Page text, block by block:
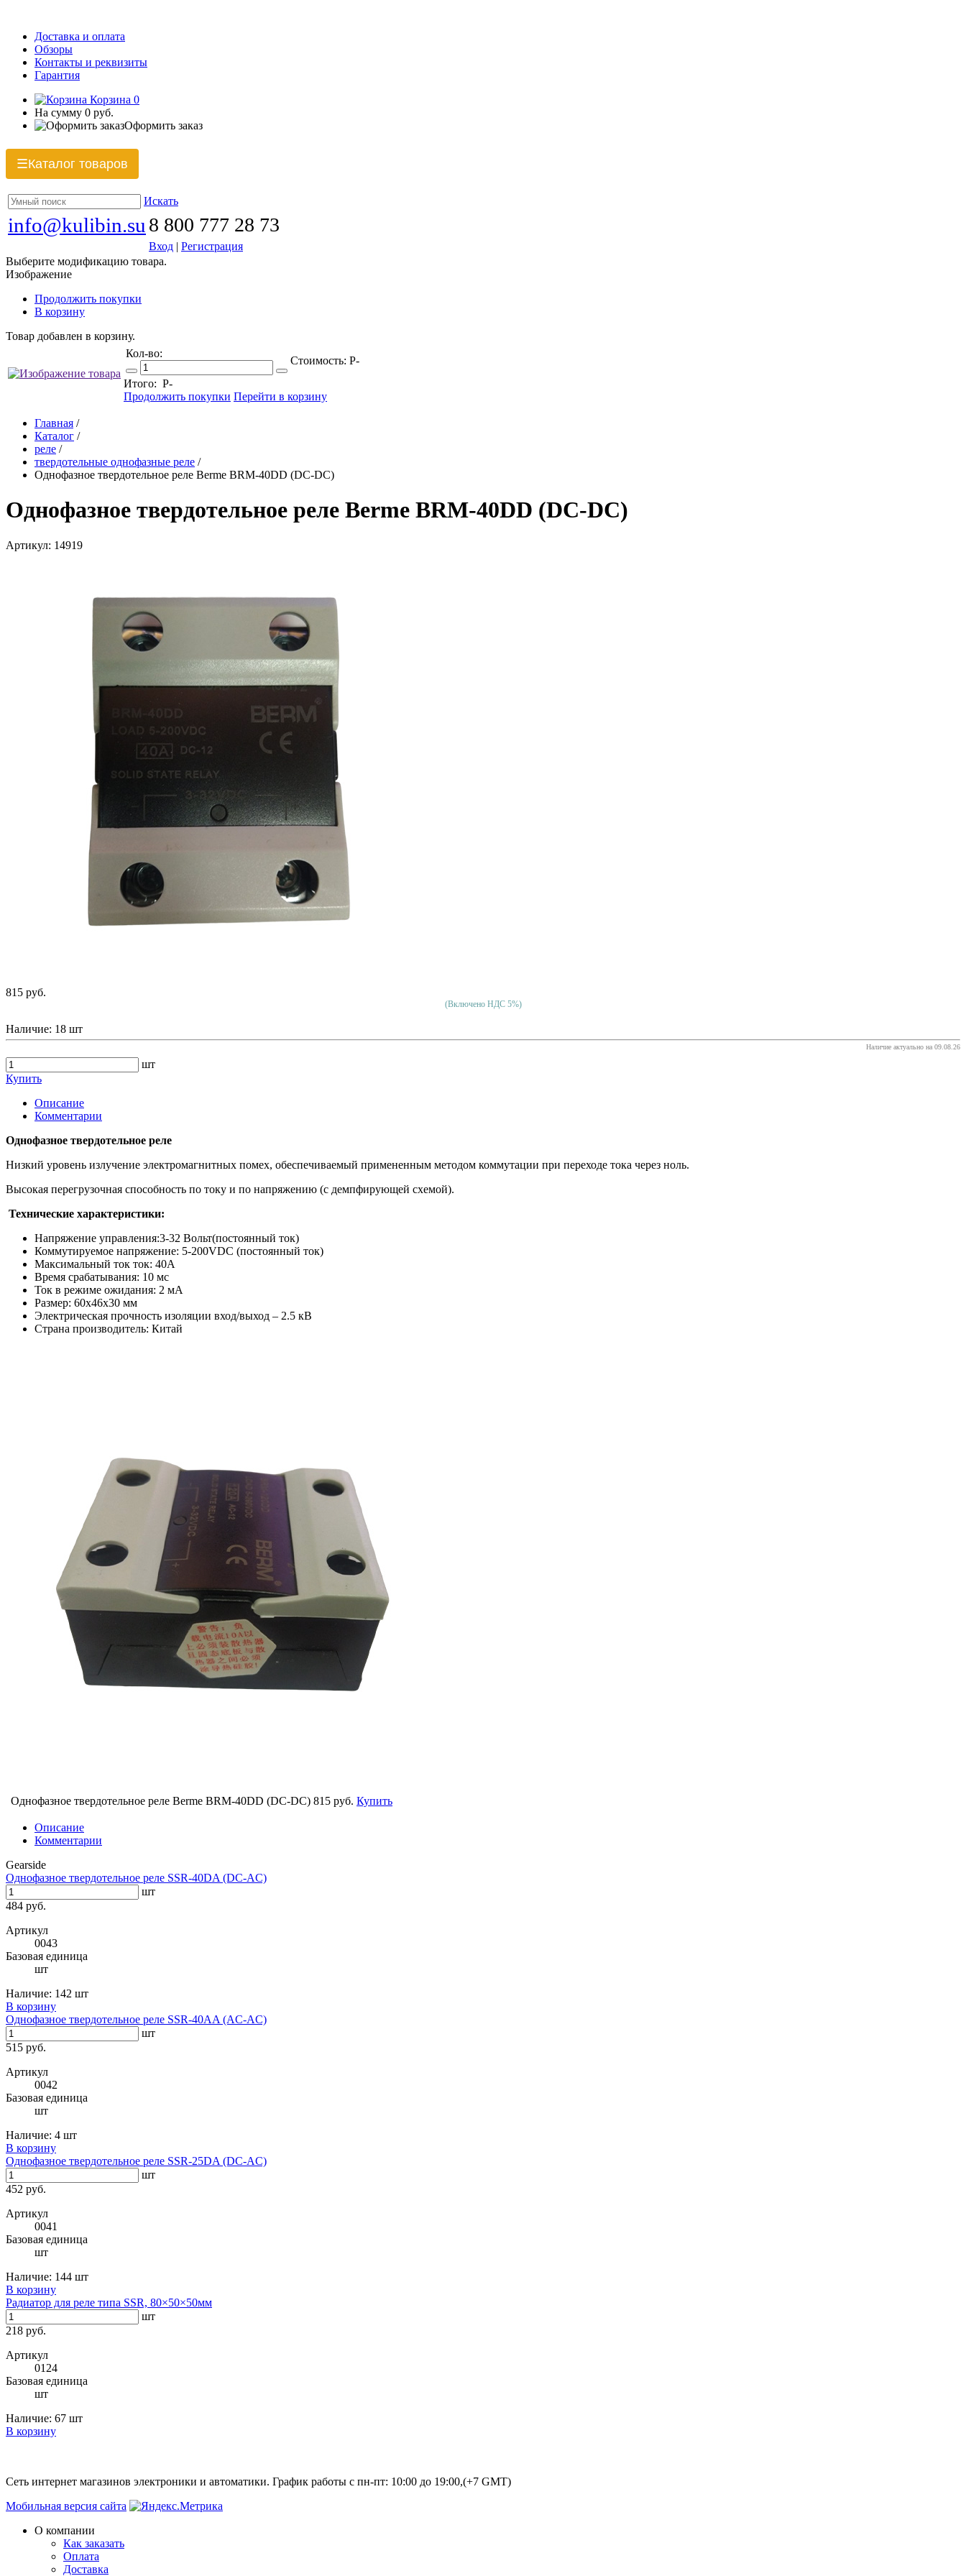
Доставка и оплата
Обзоры
Контакты и реквизиты
Гарантия
Корзина 0
На сумму 0 руб.
Оформить заказ
☰Каталог товаров
Искать
info@kulibin.su 8 800 777 28 73
Вход | Регистрация
Выберите модификацию товара.
Изображение
Продолжить покупки
В корзину
Товар добавлен в корзину.
Кол-во:
Стоимость: Р-
Итого: Р-
Продолжить покупки Перейти в корзину
Главная /
Каталог /
реле /
твердотельные однофазные реле /
Однофазное твердотельное реле Berme BRM-40DD (DC-DC)
Однофазное твердотельное реле Berme BRM-40DD (DC-DC)
Артикул: 14919
815 руб.
(Включено НДС 5%)
Наличие: 18 шт
Наличие актуально на 09.08.26
шт
Купить
Описание
Комментарии
Однофазное твердотельное реле
Низкий уровень излучение электромагнитных помех, обеспечиваемый примененным методом коммутации при переходе тока через ноль.
Высокая перегрузочная способность по току и по напряжению (с демпфирующей схемой).
Технические характеристики:
Напряжение управления:3-32 Вольт(постоянный ток)
Коммутируемое напряжение: 5-200VDC (постоянный ток)
Максимальный ток ток: 40A
Время срабатывания: 10 мс
Ток в режиме ожидания: 2 мА
Размер: 60х46х30 мм
Электрическая прочность изоляции вход/выход – 2.5 кВ
Страна производитель: Китай
Однофазное твердотельное реле Berme BRM-40DD (DC-DC) 815 руб. Купить
Описание
Комментарии
Gearside
Однофазное твердотельное реле SSR-40DA (DC-AC)
шт
484 руб.
Артикул
0043
Базовая единица
шт
Наличие: 142 шт
В корзину
Однофазное твердотельное реле SSR-40AA (AC-AC)
шт
515 руб.
Артикул
0042
Базовая единица
шт
Наличие: 4 шт
В корзину
Однофазное твердотельное реле SSR-25DA (DC-AC)
шт
452 руб.
Артикул
0041
Базовая единица
шт
Наличие: 144 шт
В корзину
Радиатор для реле типа SSR, 80×50×50мм
шт
218 руб.
Артикул
0124
Базовая единица
шт
Наличие: 67 шт
В корзину
Сеть интернет магазинов электроники и автоматики. График работы с пн-пт: 10:00 до 19:00,(+7 GMT)
Мобильная версия сайта
О компании
Как заказать
Оплата
Доставка